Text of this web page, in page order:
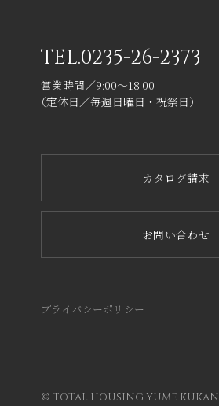
TEL.0235-26-2373
営業時間／9:00～18:00
（定休日／毎週日曜日・祝祭日）
カタログ請求
お問い合わせ
プライバシーポリシー
© TOTAL HOUSING YUME KUKAN